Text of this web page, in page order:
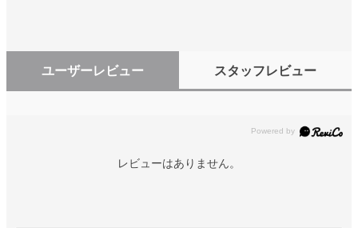
ユーザーレビュー スタッフレビュー
レビューはありません。